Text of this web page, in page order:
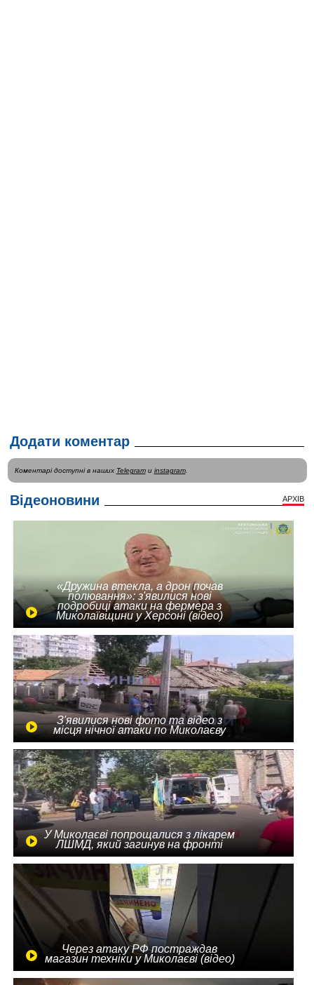
Додати коментар
Коментарі доступні в наших Telegramи instagram.
Відеоновини АРХІВ
«Дружина втекла, а дрон почав
полювання»: з'явилися нові
подробиці атаки на фермера з
Миколаївщини у Херсоні (відео)
З'явилися нові фото та відео з
місця нічної атаки по Миколаєву
У Миколаєві попрощалися з лікарем
ЛШМД, який загинув на фронті
Через атаку РФ постраждав
магазин техніки у Миколаєві (відео)